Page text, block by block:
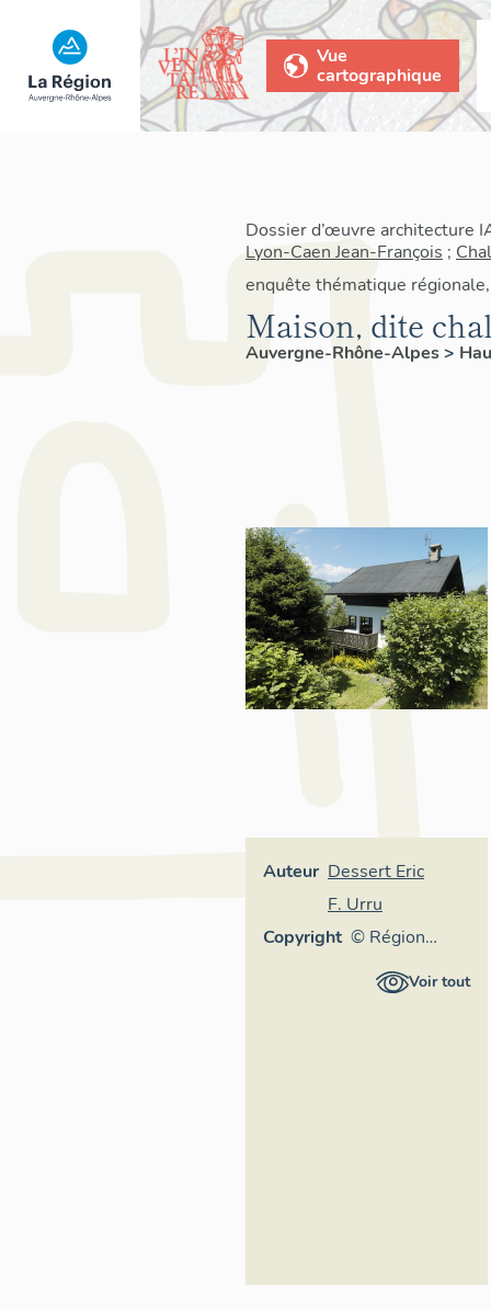
Vue
cartographique
Dossier d’œuvre architecture
Lyon-Caen Jean-François ;
enquête thématique
Maison, dite
Auvergne-Rhône-Alpes>
Auteur Dessert Eric
F. Urru
Copyright © Région
Rhône-Alpes,
Voir tout